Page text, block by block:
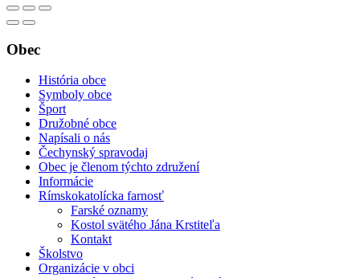
Obec
História obce
Symboly obce
Šport
Družobné obce
Napísali o nás
Čechynský spravodaj
Obec je členom týchto združení
Informácie
Rímskokatolícka farnosť
Farské oznamy
Kostol svätého Jána Krstiteľa
Kontakt
Školstvo
Organizácie v obci